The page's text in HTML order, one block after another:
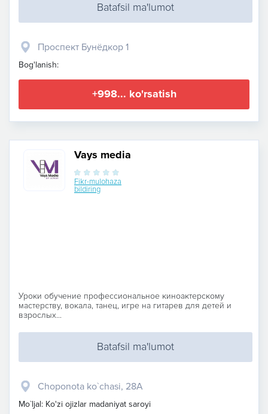
Batafsil ma'lumot
Проспект Бунёдкор 1
Bog'lanish:
+998... ko'rsatish
Vays media
Fikr-mulohaza
bildiring
Уроки обучение профессиональное киноактерскому
мастерству, вокала, танец, игре на гитарев для детей и
взрослых...
Batafsil ma'lumot
​Choponota ko`chasi, 28A
Mo`ljal: Ko'zi ojizlar madaniyat saroyi